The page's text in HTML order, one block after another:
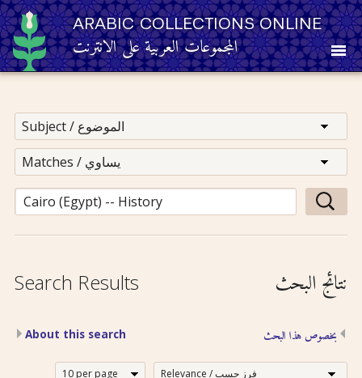
ARABIC COLLECTIONS ONLINE
المجموعات العربية على الانترنت
Other Resources
Browse
Browse by Category
Search
Search Results نتائج البحث
About this search بخصوص هذا البحث